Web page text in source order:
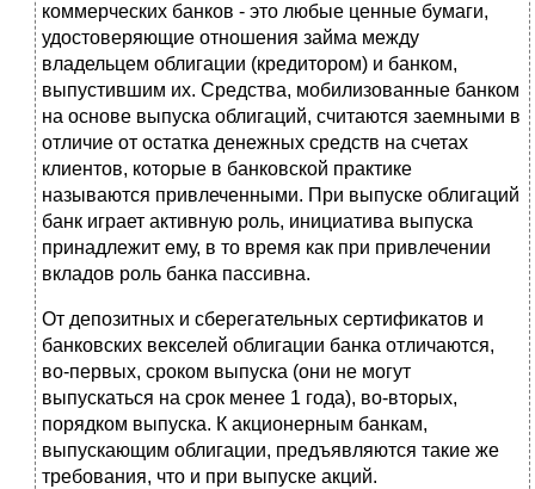
коммерческих банков - это любые ценные бумаги,
удостоверяющие отношения займа между
владельцем облигации (кредитором) и банком,
выпустившим их. Средства, мобилизованные банком
на основе выпуска облигаций, считаются заемными в
отличие от остатка денежных средств на счетах
клиентов, которые в банковской практике
называются привлеченными. При выпуске облигаций
банк играет активную роль, инициатива выпуска
принадлежит ему, в то время как при привлечении
вкладов роль банка пассивна.
От депозитных и сберегательных сертификатов и
банковских векселей облигации банка отличаются,
во-первых, сроком выпуска (они не могут
выпускаться на срок менее 1 года), во-вторых,
порядком выпуска. К акционерным банкам,
выпускающим облигации, предъявляются такие же
требования, что и при выпуске акций.